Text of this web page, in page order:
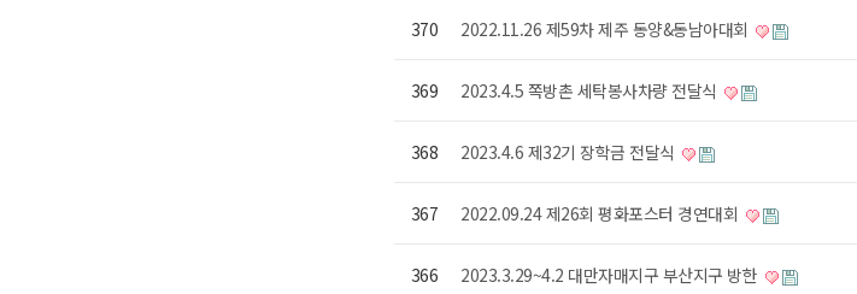
370 2022.11.26 제59차 제주 동양&동남아대회
369 2023.4.5 쪽방촌 세탁봉사차량 전달식
368 2023.4.6 제32기 장학금 전달식
367 2022.09.24 제26회 평화포스터 경연대회
366 2023.3.29~4.2 대만자매지구 부산지구 방한